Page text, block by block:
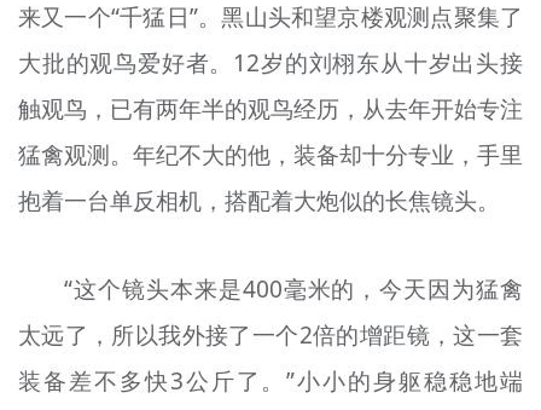
来又一个“千猛日”。黑山头和望京楼观测点聚集了
大批的观鸟爱好者。12岁的刘栩东从十岁出头接
触观鸟，已有两年半的观鸟经历，从去年开始专注
猛禽观测。年纪不大的他，装备却十分专业，手里
抱着一台单反相机，搭配着大炮似的长焦镜头。
“这个镜头本来是400毫米的，今天因为猛禽
太远了，所以我外接了一个2倍的增距镜，这一套
装备差不多快3公斤了。”小小的身躯稳稳地端